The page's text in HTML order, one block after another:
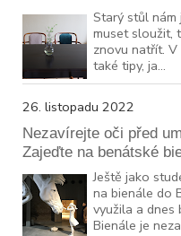
Starý stůl
muset sloužit,
znovu natřít.
také tipy, ja...
26. listopadu 2022
Nezavírejte oči před
Zajeďte na benátské
Ještě jako
na bienále do
využila a dnes
Bienále je